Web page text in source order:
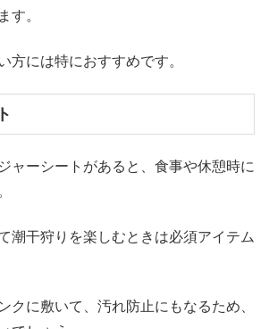
す。
方には特におすすめです。
ャーシートがあると、食事や休憩時に
潮干狩りを楽しむときは必須アイテム
クに敷いて、汚れ防止にもなるため、